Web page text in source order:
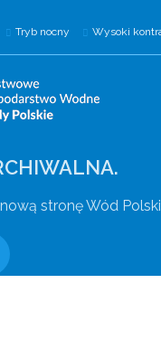
Tryb nocny Wysoki
stronę Wód